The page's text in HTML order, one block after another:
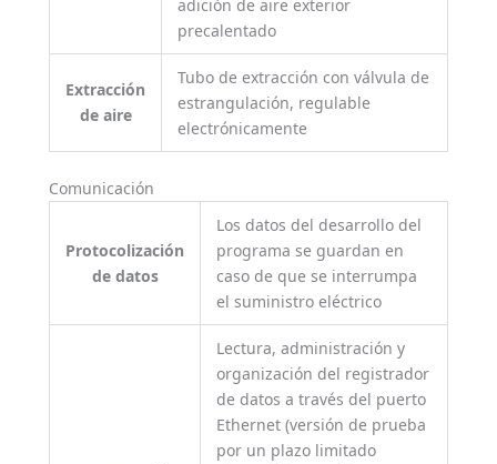
adición de aire exterior
precalentado
Extracción
de aire
Tubo de extracción con válvula de
estrangulación, regulable
electrónicamente
Comunicación
Protocolización
de datos
Los datos del desarrollo del
programa se guardan en
caso de que se interrumpa
el suministro eléctrico
Lectura, administración y
organización del registrador
de datos a través del puerto
Ethernet (versión de prueba
por un plazo limitado